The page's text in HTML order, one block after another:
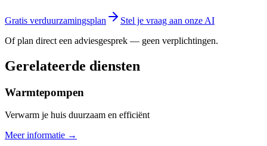
Gratis verduurzamingsplan
Stel je vraag aan onze AI
Of plan direct een adviesgesprek — geen verplichtingen.
Gerelateerde diensten
Warmtepompen
Verwarm je huis duurzaam en efficiënt
Meer informatie →